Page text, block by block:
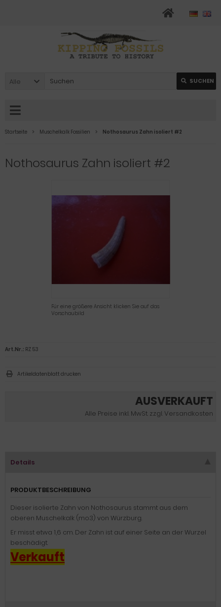
Alle SUCHEN
Startseite Muschelkalk Fossilien Nothosaurus Zahn isoliert #2
Nothosaurus Zahn isoliert #2
Für eine größere Ansicht klicken Sie auf das
Vorschaubild
AUSVERKAUFT
Alle Preise inkl. MwSt. zzgl. Versandkosten
Art.Nr.: RZ 53
Artikeldatenblatt drucken
Details
PRODUKTBESCHREIBUNG
Dieser isolierte Zahn von Nothosaurus stammt aus dem
oberen Muschelkalk (mo3) von Würzburg.
Er misst etwa 1,6 cm. Der Zahn ist auf einer Seite an der Wurzel
beschädigt.
Verkauft